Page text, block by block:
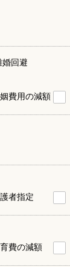
婚回避
費用の減額
者指定
費の減額